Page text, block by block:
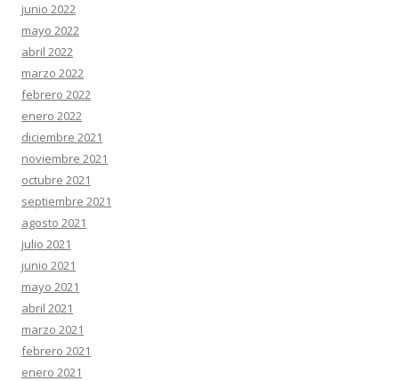
junio 2022
mayo 2022
abril 2022
marzo 2022
febrero 2022
enero 2022
diciembre 2021
noviembre 2021
octubre 2021
septiembre 2021
agosto 2021
julio 2021
junio 2021
mayo 2021
abril 2021
marzo 2021
febrero 2021
enero 2021